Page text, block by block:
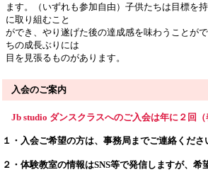
ます。（いずれも参加自由）子供たちは目標を
に取り組むこと
ができ、やり遂げた後の達成感を味わうことが
ちの成長ぶりには
目を見張るものがあります。
入会のご案内
Jb studio ダンスクラスへのご入会は年に２回（
１・入会ご希望の方は、事務局までご連絡くださ
２・体験教室の情報はSNS等で発信しますが、